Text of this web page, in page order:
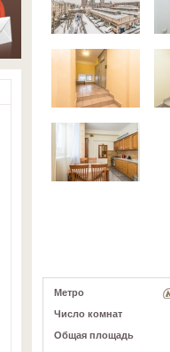
Метро
Число комнат
Общая площадь